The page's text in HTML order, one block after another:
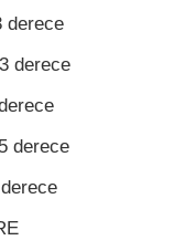
derece
derece
derece